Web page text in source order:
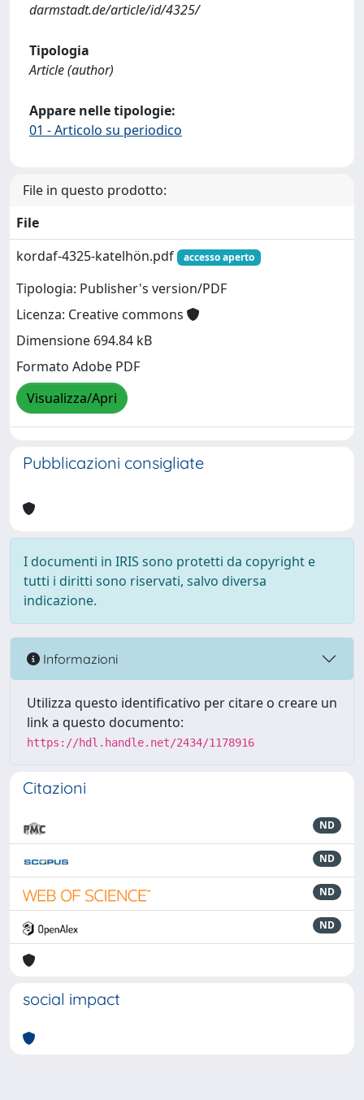
darmstadt.de/article/id/4325/
Tipologia
Article (author)
Appare nelle tipologie:
01 - Articolo su periodico
File in questo prodotto:
File
kordaf-4325-katelhön.pdf
accesso aperto
Tipologia: Publisher's version/PDF
Licenza: Creative commons
Dimensione 694.84 kB
Formato Adobe PDF
Visualizza/Apri
Pubblicazioni consigliate
I documenti in IRIS sono protetti da copyright e
tutti i diritti sono riservati, salvo diversa
indicazione.
Informazioni
Utilizza questo identificativo per citare o creare un
link a questo documento:
https://hdl.handle.net/2434/1178916
Citazioni
ND
ND
ND
ND
social impact